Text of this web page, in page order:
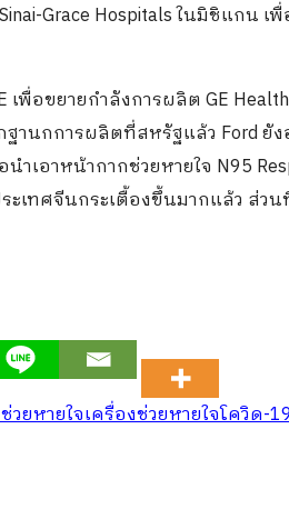
Grace Hospitals ในมิชิแกน
พื่อขยายกำลังการผลิต GE
านกการผลิตที่สหรัฐแล้ว Ford ยั
เอาหน้ากากช่วยหายใจ N95
เทศจีนกระเตื้องขึ้นมากแล้ว ส่ว
วยหายใจเครื่องช่วยหายใจโควิด-